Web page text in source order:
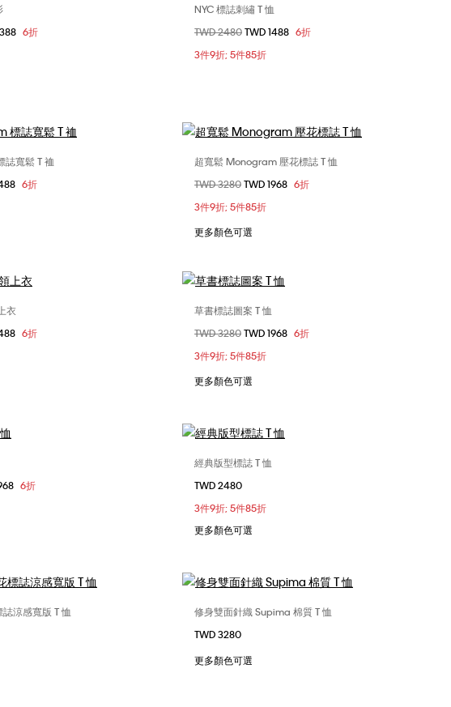
M
6折
XS
S
XXL
NYC 標誌刺繡 T 恤
價格扣減從
TWD 2480至
TWD 1488 6折
3件9折; 5件85折
選擇您的尺碼
S
寬鬆 T 裇
6折
選擇您的尺碼
XXS
XS
L
超寬鬆 Monogram 壓花標誌 T 恤
價格扣減從
TWD 3280至
TWD 1968 6折
3件9折; 5件85折
更多顏色可選
選擇您的尺碼
S
衣
6折
XS
S
XL
草書標誌圖案 T 恤
價格扣減從
TWD 3280至
TWD 1968 6折
3件9折; 5件85折
更多顏色可選
6折
XS
XXL
經典版型標誌 T 恤
TWD 2480
3件9折; 5件85折
更多顏色可選
選擇您的尺碼
涼感寬版 T 恤
選擇您的尺碼
XS
XXL
修身雙面針織 Supima 棉質 T 恤
TWD 3280
更多顏色可選